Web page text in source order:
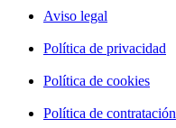
Aviso legal
Política de privacidad
Política de cookies
Política de contratación